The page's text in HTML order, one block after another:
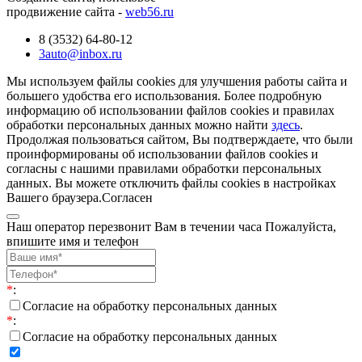
продвижение сайта - web56.ru
8 (3532) 64-80-12
3auto@inbox.ru
Мы используем файлы cookies для улучшения работы сайта и
большего удобства его использования. Более подробную
информацию об использовании файлов cookies и правилах
обработки персональных данных можно найти здесь.
Продолжая пользоваться сайтом, Вы подтверждаете, что были
проинформированы об использовании файлов cookies и
согласны с нашими правилами обработки персональных
данных. Вы можете отключить файлы cookies в настройках
Вашего браузера.Согласен
Наш оператор перезвонит Вам в течении часа Пожалуйста,
впишите имя и телефон
*:
Согласие на обработку персональных данных
*:
Согласие на обработку персональных данных